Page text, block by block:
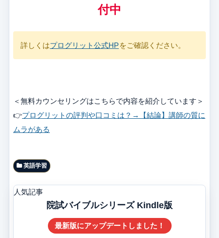
付中
詳しくはプログリット公式HPをご確認ください。
＜無料カウンセリングはこちらで内容を紹介しています＞
👉プログリットの評判や口コミは？→【結論】講師の質に
ムラがある
英語学習
人気記事
院試バイブルシリーズ Kindle版
最新版にアップデートしました！